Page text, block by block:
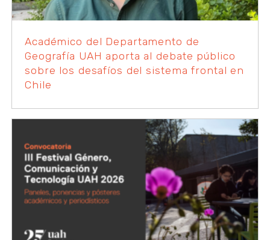
Académico del Departamento de
Geografía UAH aporta al debate público
sobre los desafíos del sistema frontal en
Chile